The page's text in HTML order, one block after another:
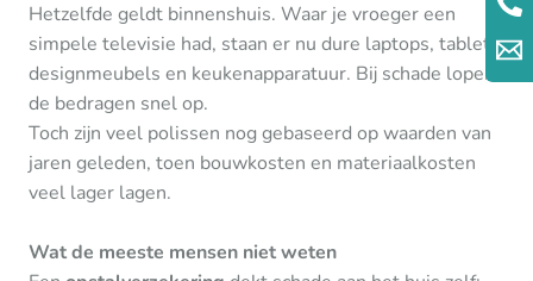
Hetzelfde geldt binnenshuis. Waar je vroeger een
simpele televisie had, staan er nu dure laptops, tablets,
designmeubels en keukenapparatuur. Bij schade lopen
de bedragen snel op.
Toch zijn veel polissen nog gebaseerd op waarden van
jaren geleden, toen bouwkosten en materiaalkosten
veel lager lagen.
Wat de meeste mensen niet weten